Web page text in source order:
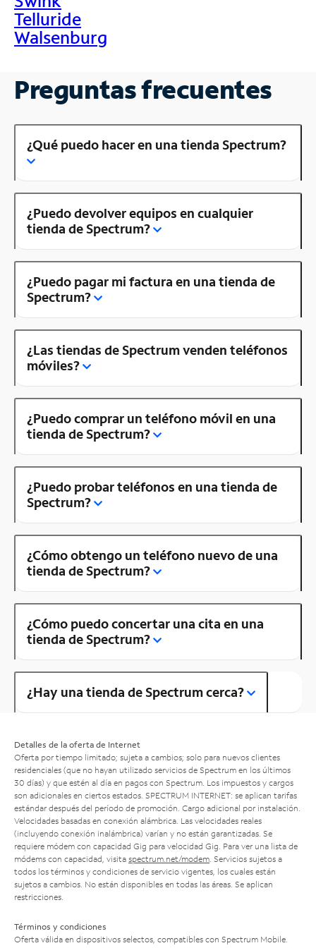
Telluride
Walsenburg
Preguntas frecuentes
¿Qué puedo hacer en una tienda Spectrum?
¿Puedo devolver equipos en cualquier
tienda de Spectrum?
¿Puedo pagar mi factura en una tienda de
Spectrum?
¿Las tiendas de Spectrum venden teléfonos
móviles?
¿Puedo comprar un teléfono móvil en una
tienda de Spectrum?
¿Puedo probar teléfonos en una tienda de
Spectrum?
¿Cómo obtengo un teléfono nuevo de una
tienda de Spectrum?
¿Cómo puedo concertar una cita en una
tienda de Spectrum?
¿Hay una tienda de Spectrum cerca?
Detalles de la oferta de Internet
Oferta por tiempo limitado; sujeta a cambios; solo para nuevos clientes
residenciales (que no hayan utilizado servicios de Spectrum en los últimos
30 días) y que estén al día en pagos con Spectrum. Los impuestos y cargos
son adicionales en ciertos estados. SPECTRUM INTERNET: se aplican tarifas
estándar después del período de promoción. Cargo adicional por instalación.
Velocidades basadas en conexión alámbrica. Las velocidades reales
(incluyendo conexión inalámbrica) varían y no están garantizadas. Se
requiere módem con capacidad Gig para velocidad Gig. Para ver una lista de
módems con capacidad, visita spectrum.net/modem . Servicios sujetos a
todos los términos y condiciones de servicio vigentes, los cuales están
sujetos a cambios. No están disponibles en todas las áreas. Se aplican
restricciones.
Términos y condiciones
Oferta válida en dispositivos selectos, compatibles con Spectrum Mobile.